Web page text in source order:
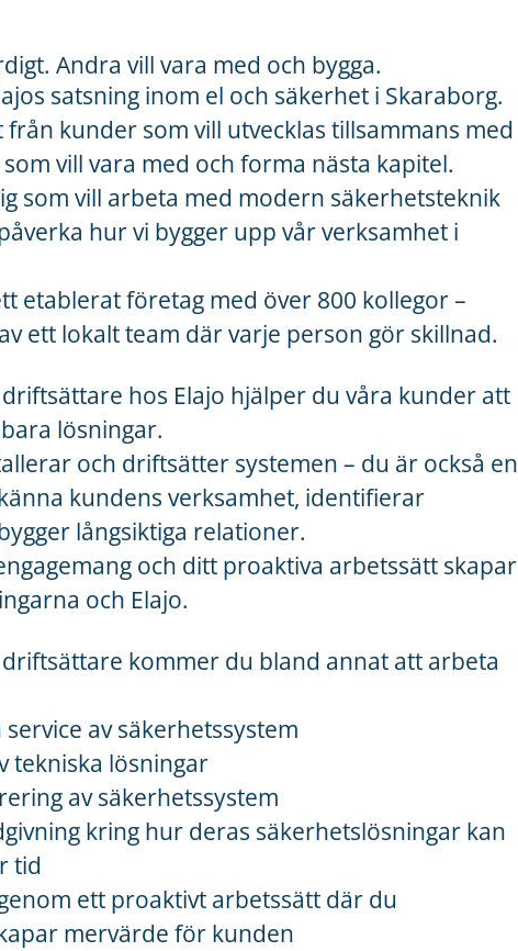
Andra vill vara med och bygga.
satsning inom el och säkerhet i Skaraborg.
kunder som vill utvecklas tillsammans med
vill vara med och forma nästa kapitel.
som vill arbeta med modern säkerhetsteknik
hur vi bygger upp vår verksamhet i
etablerat företag med över 800 kollegor –
ett lokalt team där varje person gör skillnad.
hos Elajo hjälper du våra kunder att
lösningar.
och driftsätter systemen – du är också en
kundens verksamhet, identifierar
långsiktiga relationer.
och ditt proaktiva arbetssätt skapar
och Elajo.
kommer du bland annat att arbeta
av säkerhetssystem
tekniska lösningar
av säkerhetssystem
kring hur deras säkerhetslösningar kan
tid
ett proaktivt arbetssätt där du
mervärde för kunden